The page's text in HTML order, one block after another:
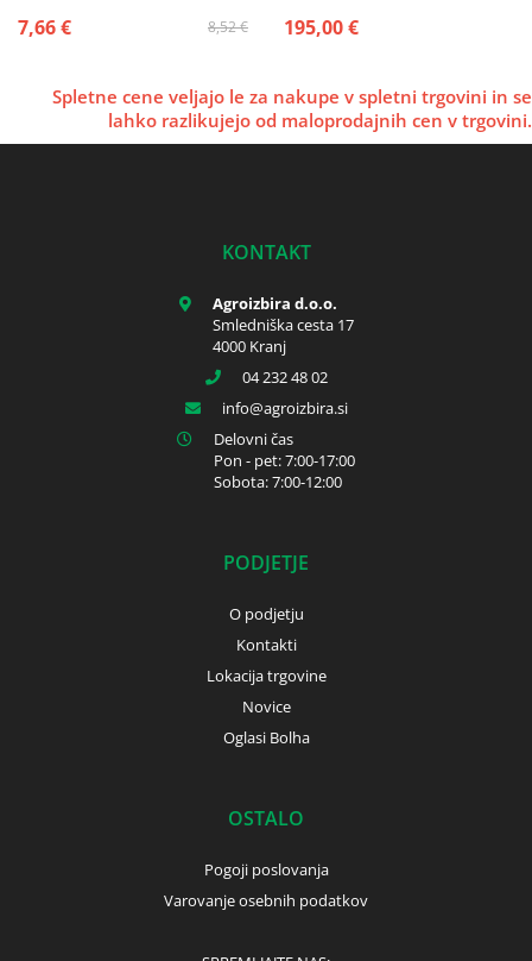
8,52 €
7,66 € 195,00 €
Spletne cene veljajo le za nakupe v spletni trgovini in se
lahko razlikujejo od maloprodajnih cen v trgovini.
KONTAKT
Agroizbira d.o.o.
Smledniška cesta 17
4000 Kranj
04 232 48 02
info
agroizbira.si
Delovni čas
Pon - pet: 7:00-17:00
Sobota: 7:00-12:00
PODJETJE
O podjetju
Kontakti
Lokacija trgovine
Novice
Oglasi Bolha
OSTALO
Pogoji poslovanja
Varovanje osebnih podatkov